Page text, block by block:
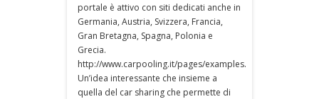
portale è attivo con siti dedicati anche in
Germania, Austria, Svizzera, Francia,
Gran Bretagna, Spagna, Polonia e
Grecia.
http://www.carpooling.it/pages/examples.
Un’idea interessante che insieme a
quella del car sharing che permette di